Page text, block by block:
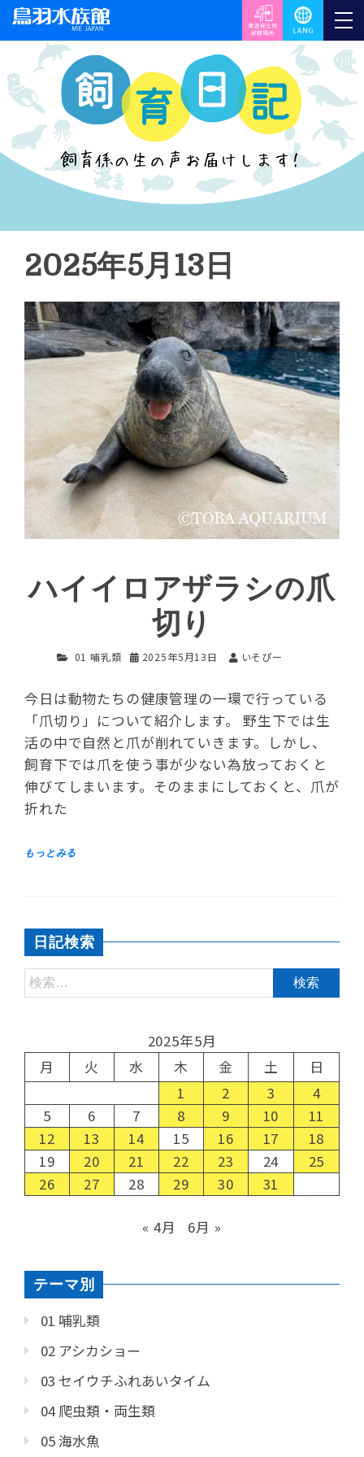
2025年5月13日
ハイイロアザラシの爪
切り
01 哺乳類 2025年5月13日 いそぴー
今日は動物たちの健康管理の一環で行っている
「爪切り」について紹介します。 野生下では生
活の中で自然と爪が削れていきます。しかし、
飼育下では爪を使う事が少ない為放っておくと
伸びてしまいます。そのままにしておくと、爪が
折れた
日記検索
2025年5月
月
火 水 木 金 土
日
1
2 3
4
5
6 7 8 9 10
11
12
13 14 15 16 17
18
19
20 21 22 23 24
25
26
27 28 29 30 31
« 4月 6月 »
テーマ別
01 哺乳類
02 アシカショー
03 セイウチふれあいタイム
04 爬虫類・両生類
05 海水魚